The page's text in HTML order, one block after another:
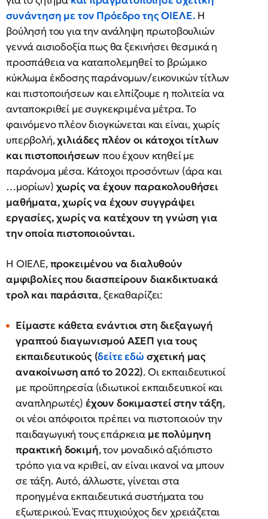
συνάντηση με τον Πρόεδρο της ΟΙΕΛΕ. Η
βούλησή του για την ανάληψη πρωτοβουλιών
γεννά αισιοδοξία πως θα ξεκινήσει θεσμικά η
προσπάθεια να καταπολεμηθεί το βρώμικο
κύκλωμα έκδοσης παράνομων/εικονικών τίτλων
και πιστοποιήσεων και ελπίζουμε η πολιτεία να
ανταποκριθεί με συγκεκριμένα μέτρα. Το
φαινόμενο πλέον διογκώνεται και είναι, χωρίς
υπερβολή,χιλιάδες πλέον οι κάτοχοι τίτλων
και πιστοποιήσεων που έχουν κτηθεί με
παράνομα μέσα. Κάτοχοι προσόντων (άρα και
…μορίων) χωρίς να έχουν παρακολουθήσει
μαθήματα, χωρίς να έχουν συγγράψει
εργασίες, χωρίς να κατέχουν τη γνώση για
την οποία πιστοποιούνται.
Η ΟΙΕΛΕ,προκειμένου να διαλυθούν
αμφιβολίες που διασπείρουν διακδικτυακά
τρολ και παράσιτα, ξεκαθαρίζει:
Είμαστε κάθετα ενάντιοι στη διεξαγωγή
γραπτού διαγωνισμού ΑΣΕΠ για τους
εκπαιδευτικούς (δείτε εδώ σχετική μας
ανακοίνωση από το 2022). Οι εκπαιδευτικοί
με προϋπηρεσία (ιδιωτικοί εκπαιδευτικοί και
αναπληρωτές) έχουν δοκιμαστεί στην τάξη,
οι νέοι απόφοιτοι πρέπει να πιστοποιούν την
παιδαγωγική τους επάρκεια με πολύμηνη
πρακτική δοκιμή, τον μοναδικό αξιόπιστο
τρόπο για να κριθεί, αν είναι ικανοί να μπουν
σε τάξη. Αυτό, άλλωστε, γίνεται στα
προηγμένα εκπαιδευτικά συστήματα του
εξωτερικού. Ένας πτυχιούχος δεν χρειάζεται